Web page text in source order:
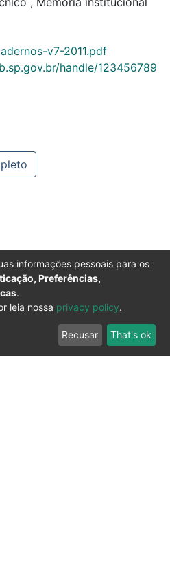
v7-2011.pdf
handle/123456789
informações pessoais para os
Preferências,
.
leia nossa privacy policy.
Recusar That's ok